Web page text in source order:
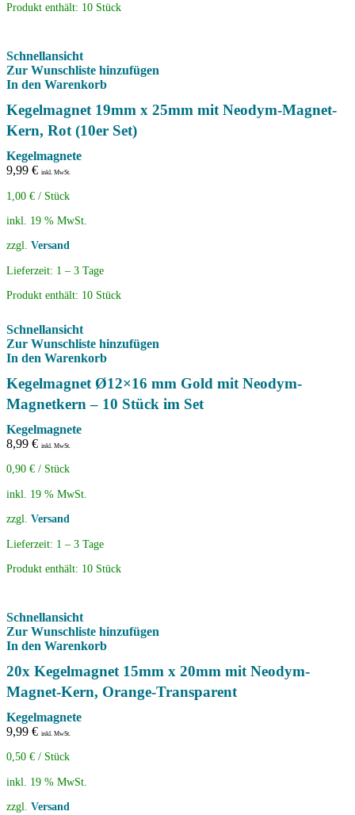
Produkt enthält: 10 Stück
Schnellansicht
Zur Wunschliste hinzufügen
In den Warenkorb
Kegelmagnet 19mm x 25mm mit Neodym-Magnet-
Kern, Rot (10er Set)
Kegelmagnete
9,99 € inkl. MwSt.
1,00 € / Stück
inkl. 19 % MwSt.
zzgl. Versand
Lieferzeit: 1 – 3 Tage
Produkt enthält: 10 Stück
Schnellansicht
Zur Wunschliste hinzufügen
In den Warenkorb
Kegelmagnet Ø12×16 mm Gold mit Neodym-
Magnetkern – 10 Stück im Set
Kegelmagnete
8,99 € inkl. MwSt.
0,90 € / Stück
inkl. 19 % MwSt.
zzgl. Versand
Lieferzeit: 1 – 3 Tage
Produkt enthält: 10 Stück
Schnellansicht
Zur Wunschliste hinzufügen
In den Warenkorb
20x Kegelmagnet 15mm x 20mm mit Neodym-
Magnet-Kern, Orange-Transparent
Kegelmagnete
9,99 € inkl. MwSt.
0,50 € / Stück
inkl. 19 % MwSt.
zzgl. Versand